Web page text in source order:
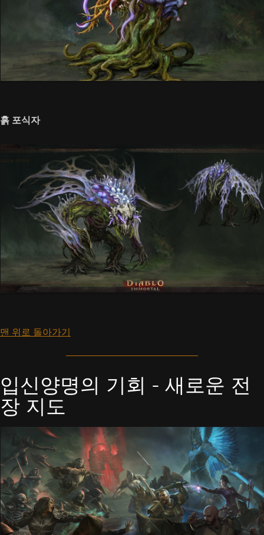
흙 포식자
맨 위로 돌아가기
입신양명의 기회 - 새로운 전
장 지도